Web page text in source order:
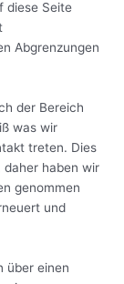
diese Seite
Abgrenzungen
der Bereich
was wir
treten. Dies
daher haben wir
genommen
und
über einen